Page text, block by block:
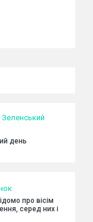
день
про вісім
серед них і